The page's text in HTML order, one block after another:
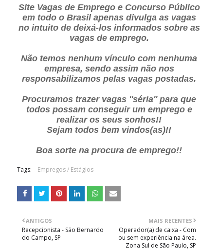
Site Vagas de Emprego e Concurso Público
em todo o Brasil apenas divulga as vagas
no intuito de deixá-los informados sobre as
vagas de emprego.
Não temos nenhum vínculo com nenhuma
empresa, sendo assim não nos
responsabilizamos pelas vagas postadas.
Procuramos trazer vagas ''séria'' para que
todos possam conseguir um emprego e
realizar os seus sonhos!!
Sejam todos bem vindos(as)!!
Boa sorte na procura de emprego!!
Tags: Empregos / Estágios
MAIS RECENTES
Operador(a) de caixa - Com
ou sem experiência na área.
Zona Sul de São Paulo, SP
ANTIGOS
Recepcionista - São Bernardo
do Campo, SP